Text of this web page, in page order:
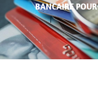
BANCAIRE